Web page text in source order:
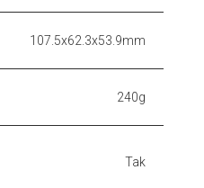
107.5x62.3x53.9mm
240g
Tak